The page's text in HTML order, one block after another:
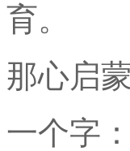
育。
那心启
一个字